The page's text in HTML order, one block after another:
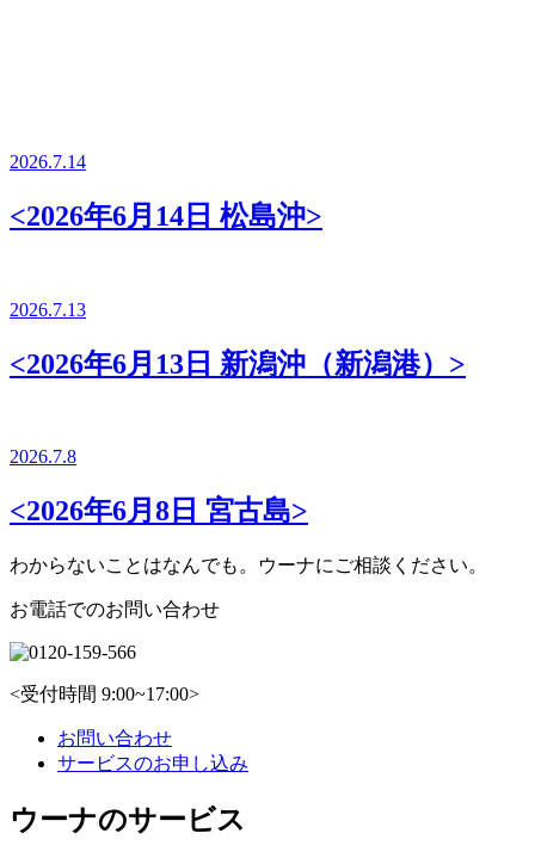
2026.7.14
<2026年6月14日 松島沖>
2026.7.13
<2026年6月13日 新潟沖（新潟港）>
2026.7.8
<2026年6月8日 宮古島>
わからないことはなんでも。ウーナにご相談ください。
お電話でのお問い合わせ
<受付時間 9:00~17:00>
お問い合わせ
サービスのお申し込み
ウーナのサービス